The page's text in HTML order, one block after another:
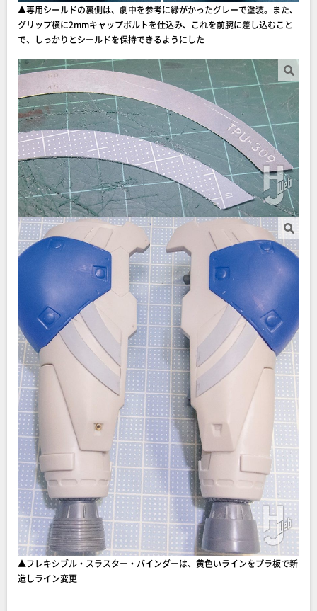
▲専用シールドの裏側は、劇中を参考に緑がかったグレーで塗装。また、
グリップ横に2mmキャップボルトを仕込み、これを前腕に差し込むこと
で、しっかりとシールドを保持できるようにした
▲フレキシブル・スラスター・バインダーは、黄色いラインをプラ板で新
造しライン変更